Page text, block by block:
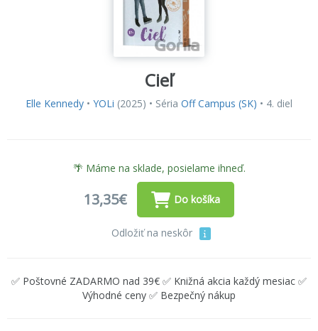
Cieľ
Elle Kennedy • YOLi (2025) • Séria Off Campus (SK) • 4. diel
🌴 Máme na sklade, posielame ihneď.
13,35€ Do košíka
Odložiť na neskôr
✅ Poštovné ZADARMO nad 39€ ✅ Knižná akcia každý mesiac ✅
Výhodné ceny ✅ Bezpečný nákup